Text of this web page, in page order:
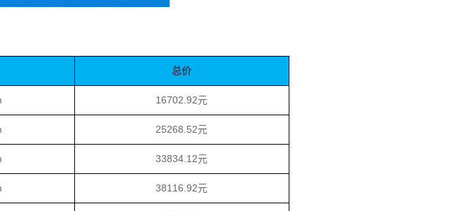
总价
16702.92元
25268.52元
33834.12元
38116.92元